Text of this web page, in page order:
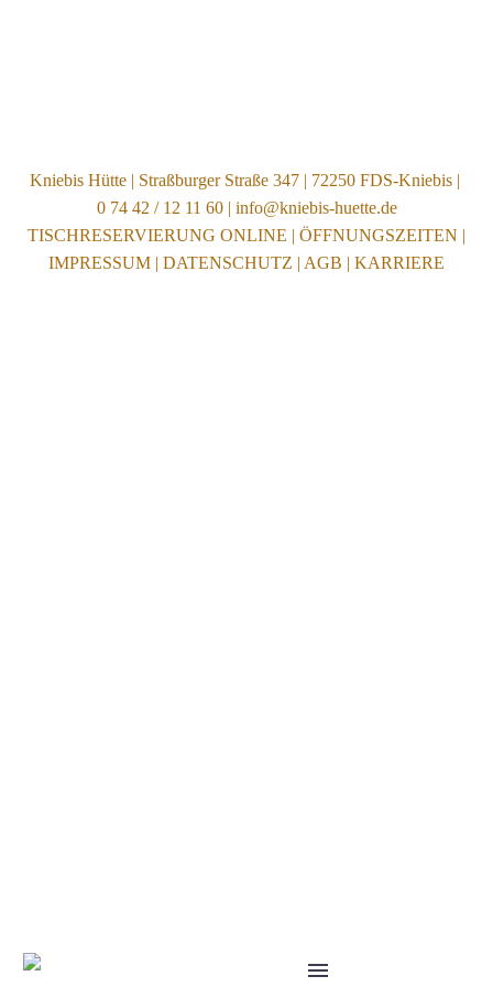
Kniebis Hütte | Straßburger Straße 347 | 72250 FDS-Kniebis |
0 74 42 / 12 11 60 | info@kniebis-huette.de
TISCHRESERVIERUNG ONLINE | ÖFFNUNGSZEITEN |
IMPRESSUM | DATENSCHUTZ | AGB | KARRIERE